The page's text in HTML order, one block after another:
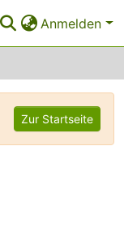
Anmelden
Zur Startseite